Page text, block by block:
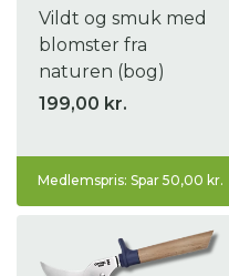
Vildt og smuk med
blomster fra
naturen (bog)
199,00 kr.
Medlemspris: Spar 50,00 kr.